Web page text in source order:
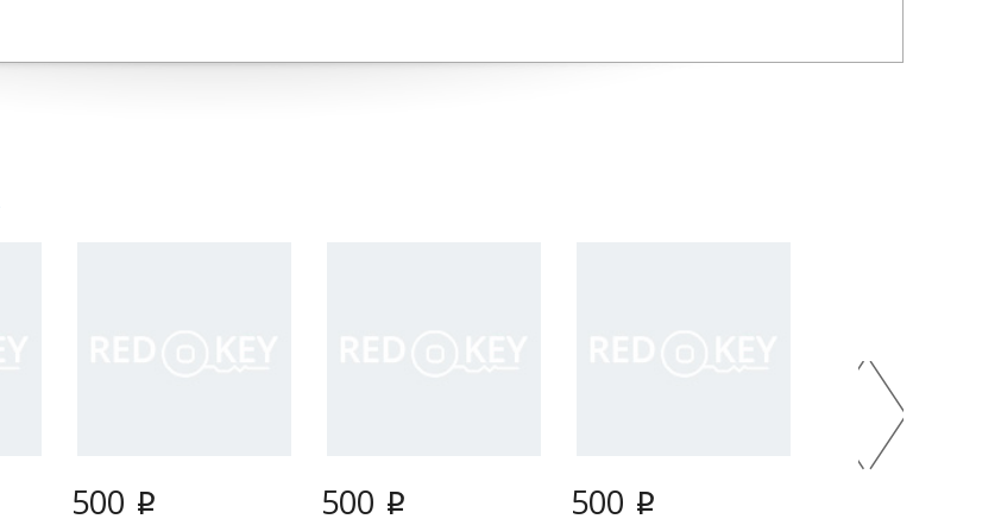
500 i 500 i 500 i